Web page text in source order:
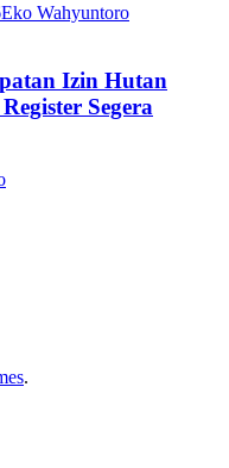
Eko Wahyuntoro
Izin Hutan
Segera
.